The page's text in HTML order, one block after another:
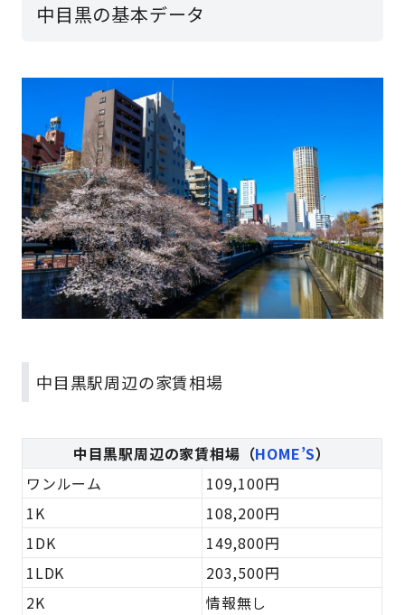
中目黒の基本データ
中目黒駅周辺の家賃相場
中目黒駅周辺の家賃相場（HOME’S）
ワンルーム
109,100円
1K
108,200円
1DK
149,800円
1LDK
203,500円
2K
情報無し